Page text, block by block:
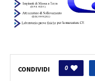
CONDIVIDI 0